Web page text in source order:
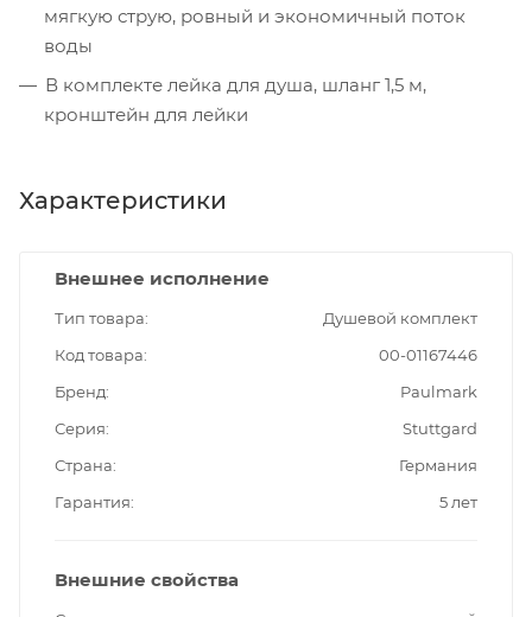
мягкую струю, ровный и экономичный поток
воды
В комплекте лейка для душа, шланг 1,5 м,
кронштейн для лейки
Характеристики
Внешнее исполнение
Тип товара
Душевой комплект
Код товара
00-01167446
Бренд
Paulmark
Серия
Stuttgard
Страна
Германия
Гарантия
5 лет
Внешние свойства